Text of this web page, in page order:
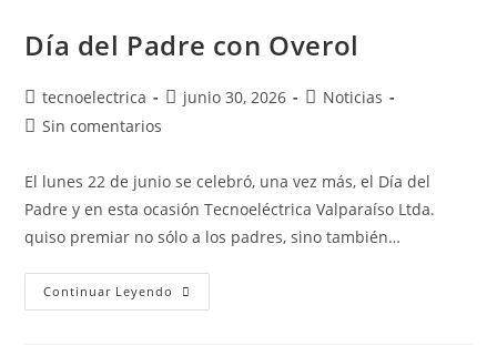
Día del Padre con Overol
tecnoelectrica junio 30, 2026
Noticias
Sin comentarios
El lunes 22 de junio se celebró, una vez más, el Día del
Padre y en esta ocasión Tecnoeléctrica Valparaíso Ltda.
quiso premiar no sólo a los padres, sino también…
Continuar Leyendo